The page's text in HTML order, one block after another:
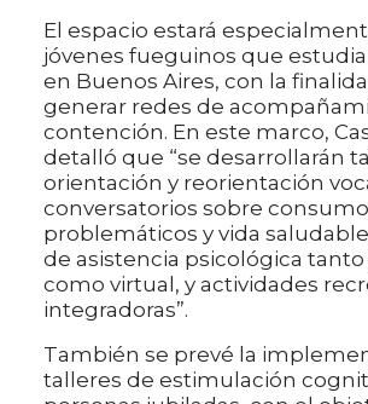
El espacio estará
jóvenes fueguinos que
en Buenos Aires, con la
generar redes de
contención. En este marco,
detalló que “se desarrollarán
orientación y reorientación
conversatorios sobre
problemáticos y vida
de asistencia psicológica tanto
como virtual, y actividades
integradoras”.
También se prevé la
talleres de estimulación